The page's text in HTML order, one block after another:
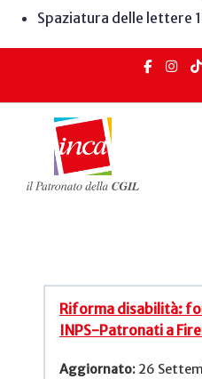
Spaziatura delle lettere
Riforma disabilità:
INPS-Patronati a
26